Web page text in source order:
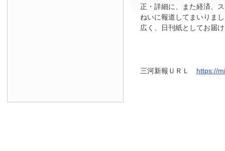
正・詳細に、また経済、
ねいに報道してまいりま
広く、日刊紙としてお届
三河新報ＵＲＬ https://